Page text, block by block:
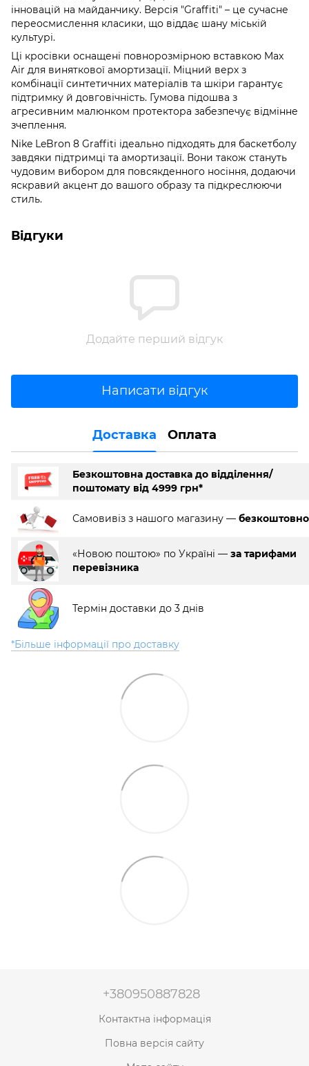
інновацій на майданчику. Версія "Graffiti" – це сучасне
переосмислення класики, що віддає шану міській
культурі.
Ці кросівки оснащені повнорозмірною вставкою Max
Air для виняткової амортизації. Міцний верх з
комбінації синтетичних матеріалів та шкіри гарантує
підтримку й довговічність. Гумова підошва з
агресивним малюнком протектора забезпечує відмінне
зчеплення.
Nike LeBron 8 Graffiti ідеально підходять для баскетболу
завдяки підтримці та амортизації. Вони також стануть
чудовим вибором для повсякденного носіння, додаючи
яскравий акцент до вашого образу та підкреслюючи
стиль.
Відгуки
Додайте перший відгук
Написати відгук
Доставка Оплата
Безкоштовна доставка до відділення/
поштомату від 4999 грн*
Самовивіз з нашого магазину — безкоштовно
«Новою поштою» по Україні — за тарифами
перевізника
Термін доставки до 3 днів
*Більше інформації про доставку
+380950887828
Контактна інформація
Повна версія сайту